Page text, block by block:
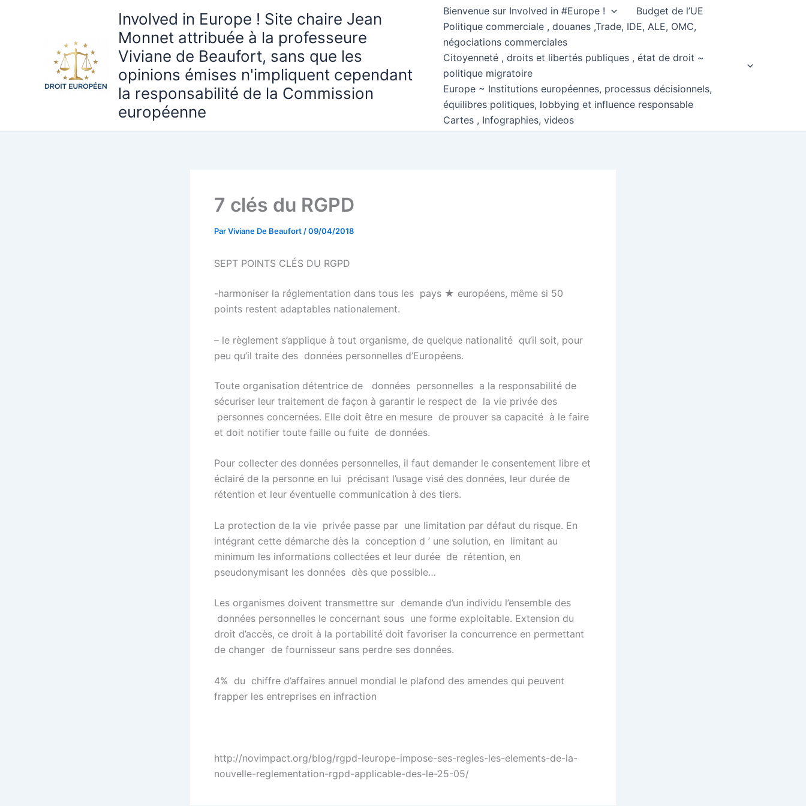
Involved in Europe ! Site chaire Jean
Monnet attribuée à la professeure
Viviane de Beaufort, sans que les
opinions émises n'impliquent cependant
la responsabilité de la Commission
européenne
Bienvenue sur Involved in #Europe !
Budget de l’UE
Politique commerciale , douanes ,Trade, IDE, ALE, OMC,
négociations commerciales
Citoyenneté , droits et libertés publiques , état de droit ~
politique migratoire
Europe ~ Institutions européennes, processus décisionnels,
équilibres politiques, lobbying et influence responsable
Cartes , Infographies, videos
7 clés du RGPD
ParViviane De Beaufort /09/04/2018
SEPT POINTS CLÉS DU RGPD
-harmoniser la réglementation dans tous les pays ★ européens, même si 50
points restent adaptables nationalement.
– le règlement s’applique à tout organisme, de quelque nationalité qu’il soit, pour
peu qu’il traite des données personnelles d’Européens.
Toute organisation détentrice de données personnelles a la responsabilité de
sécuriser leur traitement de façon à garantir le respect de la vie privée des
personnes concernées. Elle doit être en mesure de prouver sa capacité à le faire
et doit notifier toute faille ou fuite de données.
Pour collecter des données personnelles, il faut demander le consentement libre et
éclairé de la personne en lui précisant l’usage visé des données, leur durée de
rétention et leur éventuelle communication à des tiers.
La protection de la vie privée passe par une limitation par défaut du risque. En
intégrant cette démarche dès la conception d ’ une solution, en limitant au
minimum les informations collectées et leur durée de rétention, en
pseudonymisant les données dès que possible…
Les organismes doivent transmettre sur demande d’un individu l’ensemble des
données personnelles le concernant sous une forme exploitable. Extension du
droit d’accès, ce droit à la portabilité doit favoriser la concurrence en permettant
de changer de fournisseur sans perdre ses données.
4% du chiffre d’affaires annuel mondial le plafond des amendes qui peuvent
frapper les entreprises en infraction
http://novimpact.org/blog/rgpd-leurope-impose-ses-regles-les-elements-de-la-
nouvelle-reglementation-rgpd-applicable-des-le-25-05/